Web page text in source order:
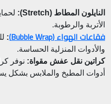
النايلون المطاط (Stretch):
الأتربة والرطوبة.
فقاعات الهواء (Bubble Wrap) :
والأدوات المنزلية الحساسة.
كراتين نقل عفش مقواة: نوفر
أدوات المطبخ والملابس بشكل